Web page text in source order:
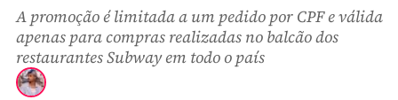
A promoção é limitada a um pedido por CPF e válida
apenas para compras realizadas no balcão dos
restaurantes Subway em todo o país